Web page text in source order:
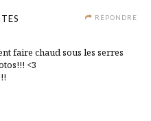
RÉPONDRE
faire chaud sous les serres
<3